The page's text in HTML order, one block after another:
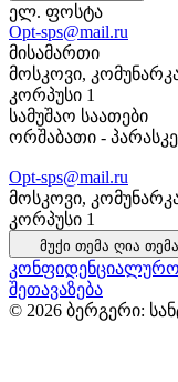
ელ. ფოსტა
Opt-sps@mail.ru
მისამართი
მოსკოვი,
კორპუსი 1
სამუშაო საათები
ორშაბათი -
Opt-sps@mail.ru
მოსკოვი,
კორპუსი 1
მუქი თემა ღია თემა
შეთავაზება
© 2026 ბერგერი: